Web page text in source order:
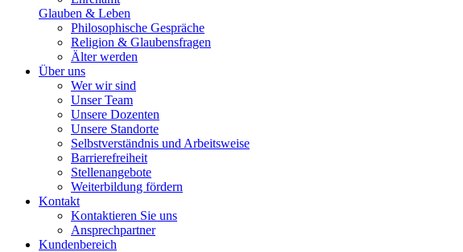
Glauben & Leben
Philosophische Gespräche
Religion & Glaubensfragen
Älter werden
Über uns
Wer wir sind
Unser Team
Unsere Dozenten
Unsere Standorte
Selbstverständnis und Arbeitsweise
Barrierefreiheit
Stellenangebote
Weiterbildung fördern
Kontakt
Kontaktieren Sie uns
Ansprechpartner
Kundenbereich